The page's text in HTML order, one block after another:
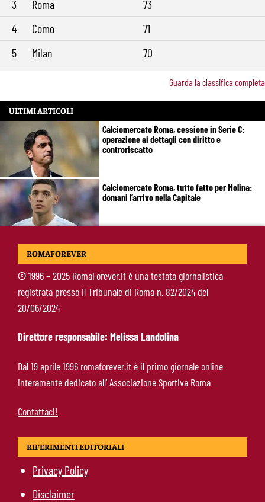
3
Roma
73
4
Como
71
5
Milan 70
Guarda la classifica completa
ULTIMI ARTICOLI
Calciomercato Roma, cessione in Serie C:
operazione ai dettagli con diritto e
controriscatto
Calciomercato Roma, tutto fatto per Molina:
domani l’arrivo nella Capitale
De Rossi sta con Gasperini: “Mercato aperto
burocratico”
Roma-Rodrigo Mora, spunta la formula: 5+45
milioni e obbligo legato a presenze ed Europa
ROMAFOREVER
©1996 – 2025 RomaForever.it è una testata giornalistica
registrata presso il Tribunale di Roma n. 82/2024 del
20/06/2024
Direttore responsabile: Melissa Landolina
Dal 19 aprile 1996 romaforever.it è il primo giornale online
interamente dedicato all’ Associazione Sportiva Roma
Contattaci!
RIFERIMENTI EDITORIALI
Privacy Policy
Disclaimer